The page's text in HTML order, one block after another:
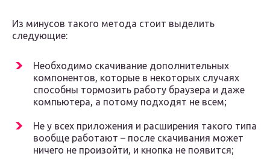
Из минусов такого метода стоит выделить
следующие:
Необходимо скачивание дополнительных
компонентов, которые в некоторых случаях
способны тормозить работу браузера и даже
компьютера, а потому подходят не всем;
Не у всех приложения и расширения такого типа
вообще работают – после скачивания может
ничего не произойти, и кнопка не появится;